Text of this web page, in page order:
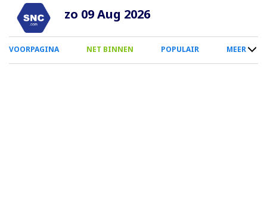
Overslaan
naar
inhoud
zo 09 Aug 2026
0
Smartphone
VOORPAGINA NET BINNEN POPULAIR MEER